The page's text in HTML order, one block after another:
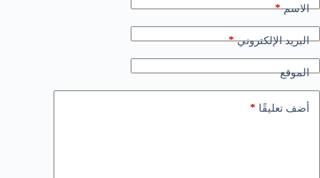
الاسم*
البريد الإلكتروني*
الموقع
أضف تعليقًا *